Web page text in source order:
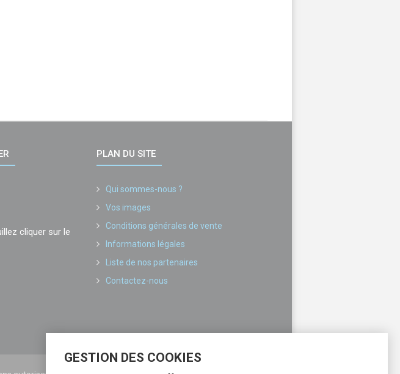
cliquer sur le
PLAN DU SITE
Qui sommes-nous ?
Vos images
Conditions générales de vente
Informations légales
Liste de nos partenaires
Contactez-nous
GESTION DES COOKIES